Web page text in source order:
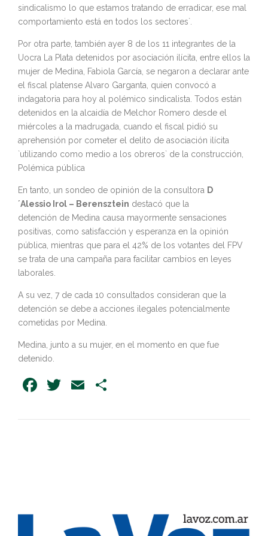
sindicalismo lo que estamos tratando de erradicar, ese mal
comportamiento está en todos los sectores`.
Por otra parte, también ayer 8 de los 11 integrantes de la
Uocra La Plata detenidos por asociación ilícita, entre ellos la
mujer de Medina, Fabiola García, se negaron a declarar ante
el fiscal platense Alvaro Garganta, quien convocó a
indagatoria para hoy al polémico sindicalista. Todos están
detenidos en la alcaidía de Melchor Romero desde el
miércoles a la madrugada, cuando el fiscal pidió su
aprehensión por cometer el delito de asociación ilícita
`utilizando como medio a los obreros` de la construcción,
Polémica pública
En tanto, un sondeo de opinión de la consultora D
´Alessio Irol – Berensztein destacó que la
detención de Medina causa mayormente sensaciones
positivas, como satisfacción y esperanza en la opinión
pública, mientras que para el 42% de los votantes del FPV
se trata de una campaña para facilitar cambios en leyes
laborales.
A su vez, 7 de cada 10 consultados consideran que la
detención se debe a acciones ilegales potencialmente
cometidas por Medina.
Medina, junto a su mujer, en el momento en que fue
detenido.
Facebook
Twitter
Email